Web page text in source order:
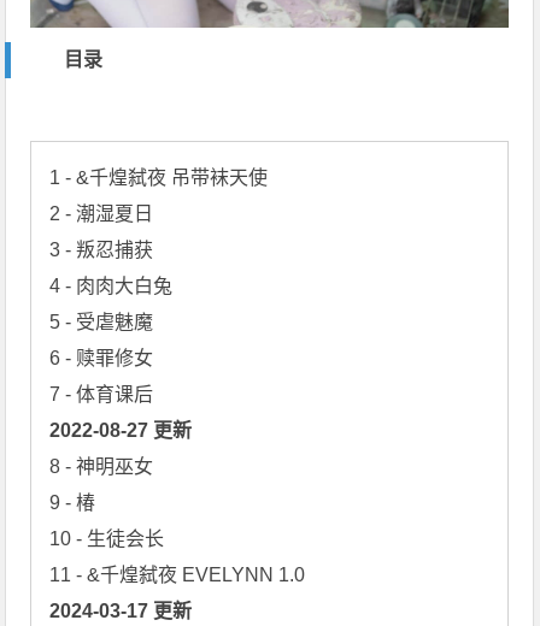
目录
1 - &千煌弑夜 吊带袜天使
2 - 潮湿夏日
3 - 叛忍捕获
4 - 肉肉大白兔
5 - 受虐魅魔
6 - 赎罪修女
2022-08-27 更新
8 - 神明巫女
9 - 椿
10 - 生徒会长
2024-03-17 更新